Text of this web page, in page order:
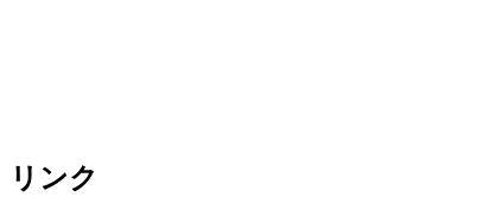
リンク